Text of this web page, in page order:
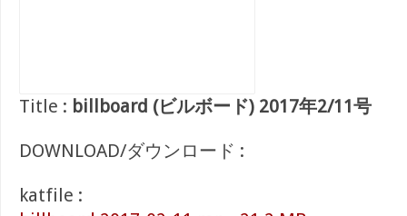
Title : billboard (ビルボード) 2017年2/11号
DOWNLOAD/ダウンロード :
katfile :